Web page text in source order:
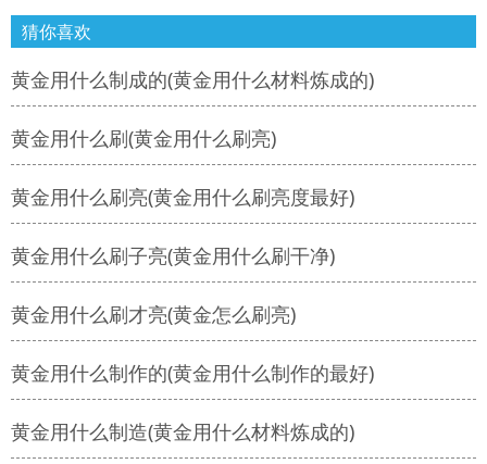
猜你喜欢
黄金用什么制成的(黄金用什么材料炼成的)
黄金用什么刷(黄金用什么刷亮)
黄金用什么刷亮(黄金用什么刷亮度最好)
黄金用什么刷子亮(黄金用什么刷干净)
黄金用什么刷才亮(黄金怎么刷亮)
黄金用什么制作的(黄金用什么制作的最好)
黄金用什么制造(黄金用什么材料炼成的)